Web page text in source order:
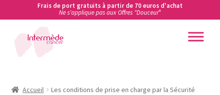
Frais de port gratuits à partir de 70 euros d'achat
Ne s'applique pas aux Offres "Douceur"
Aller
Aller
au
contenu
Accueil
AccueilAccueil
Les conditions de prise en charge par la Sécurité